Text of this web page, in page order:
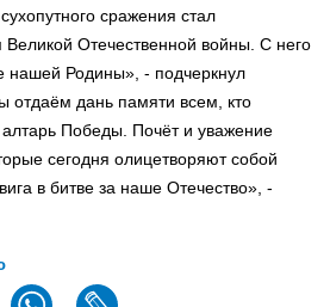
сражения стал
Отечественной войны. С него
нашей Родины», - подчеркнул
отдаём дань памяти всем, кто
Победы. Почёт и уважение
сегодня олицетворяют собой
в битве за наше Отечество», -